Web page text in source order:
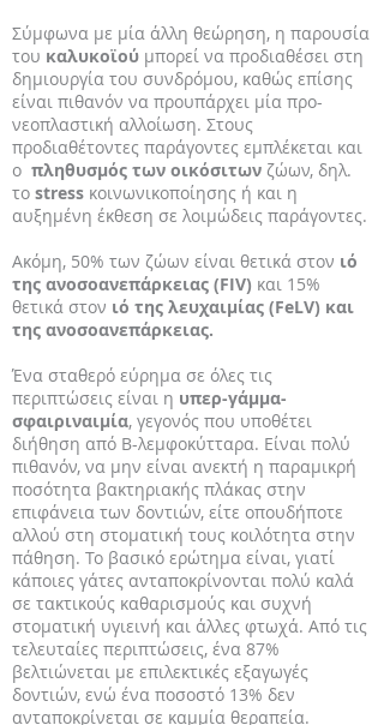
Σύμφωνα με μία άλλη θεώρηση, η παρουσία
του καλυκοϊού μπορεί να προδιαθέσει στη
δημιουργία του συνδρόμου, καθώς επίσης
είναι πιθανόν να προυπάρχει μία προ-
νεοπλαστική αλλοίωση. Στους
προδιαθέτοντες παράγοντες εμπλέκεται και
ο πληθυσμός των οικόσιτων ζώων, δηλ.
το stress κοινωνικοποίησης ή και η
αυξημένη έκθεση σε λοιμώδεις παράγοντες.
Ακόμη, 50% των ζώων είναι θετικά στον ιό
της ανοσοανεπάρκειας (FIV) και 15%
θετικά στον ιό της λευχαιμίας (FeLV) και
της ανοσοανεπάρκειας.
Ένα σταθερό εύρημα σε όλες τις
περιπτώσεις είναι η υπερ-γάμμα-
σφαιριναιμία, γεγονός που υποθέτει
διήθηση από Β-λεμφοκύτταρα. Είναι πολύ
πιθανόν, να μην είναι ανεκτή η παραμικρή
ποσότητα βακτηριακής πλάκας στην
επιφάνεια των δοντιών, είτε οπουδήποτε
αλλού στη στοματική τους κοιλότητα στην
πάθηση. Το βασικό ερώτημα είναι, γιατί
κάποιες γάτες ανταποκρίνονται πολύ καλά
σε τακτικούς καθαρισμούς και συχνή
στοματική υγιεινή και άλλες φτωχά. Από τις
τελευταίες περιπτώσεις, ένα 87%
βελτιώνεται με επιλεκτικές εξαγωγές
δοντιών, ενώ ένα ποσοστό 13% δεν
ανταποκρίνεται σε καμμία θεραπεία.